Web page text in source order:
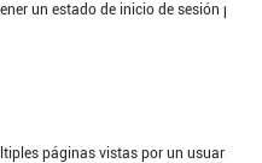
un estado de inicio de sesión para
páginas vistas por un usuario en